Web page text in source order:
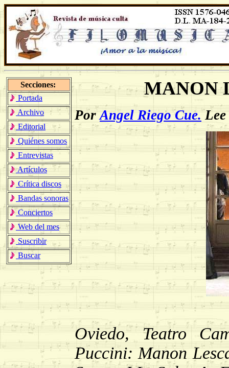
Secciones:
Portada
Archivo
Editorial
Quiénes somos
Entrevistas
Artículos
Crítica discos
Bandas sonoras
Conciertos
Web del mes
Suscribir
Buscar
MANON
Por Angel Riego Cue.
Oviedo, Teatro
Puccini: Manon